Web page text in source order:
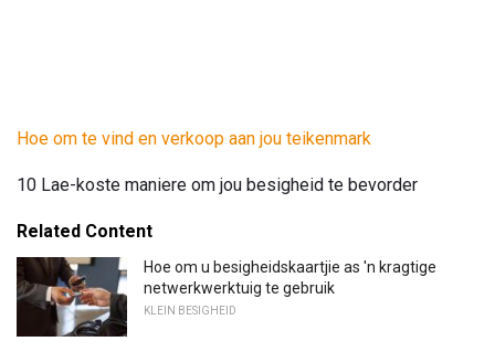
Hoe om te vind en verkoop aan jou teikenmark
10 Lae-koste maniere om jou besigheid te bevorder
Related Content
Hoe om u besigheidskaartjie as 'n kragtige
netwerkwerktuig te gebruik
KLEIN BESIGHEID